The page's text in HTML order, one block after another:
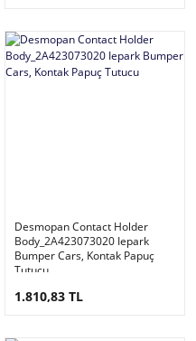
Desmopan Contact Holder
Body_2A423073020 Iepark
Bumper Cars, Kontak Papuç
Tutucu
1.810,83 TL